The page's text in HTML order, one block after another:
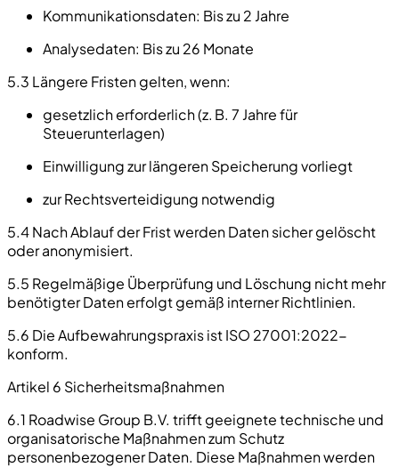
Kommunikationsdaten: Bis zu 2 Jahre
Analysedaten: Bis zu 26 Monate
5.3 Längere Fristen gelten, wenn:
gesetzlich erforderlich (z. B. 7 Jahre für
Steuerunterlagen)
Einwilligung zur längeren Speicherung vorliegt
zur Rechtsverteidigung notwendig
5.4 Nach Ablauf der Frist werden Daten sicher gelöscht
oder anonymisiert.
5.5 Regelmäßige Überprüfung und Löschung nicht mehr
benötigter Daten erfolgt gemäß interner Richtlinien.
5.6 Die Aufbewahrungspraxis ist ISO 27001:2022-
konform.
Artikel 6 Sicherheitsmaßnahmen
6.1 Roadwise Group B.V. trifft geeignete technische und
organisatorische Maßnahmen zum Schutz
personenbezogener Daten. Diese Maßnahmen werden